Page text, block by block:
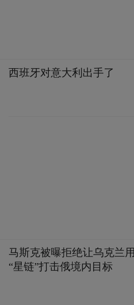
西班牙对意大利出手了
马斯克被曝拒绝让乌克兰用
“星链”打击俄境内目标